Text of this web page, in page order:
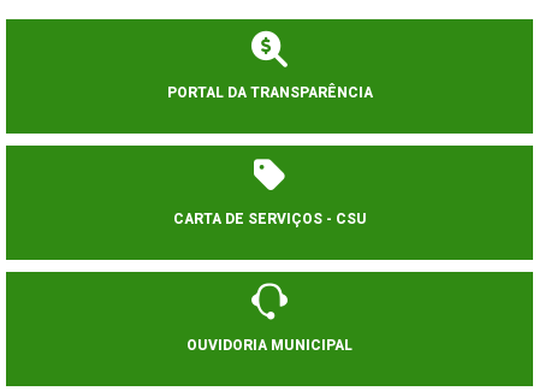
PORTAL DA TRANSPARÊNCIA
CARTA DE SERVIÇOS - CSU
OUVIDORIA MUNICIPAL